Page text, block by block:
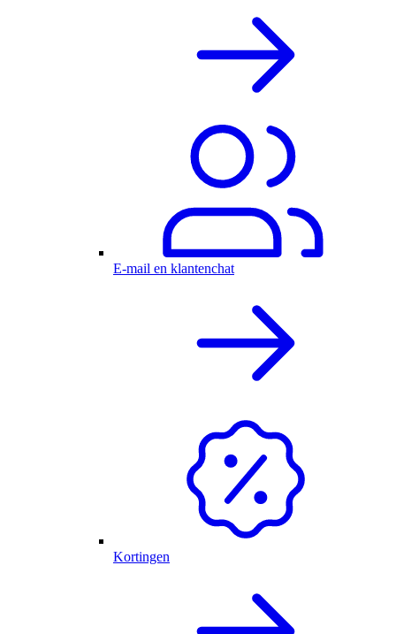
E-mail en klantenchat
Kortingen